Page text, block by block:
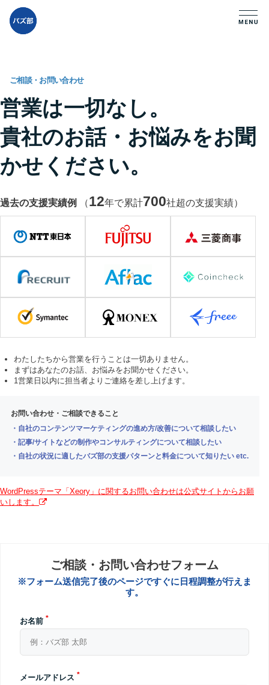
ご相談・お問い合わせ
営業は一切なし。
貴社のお話・お悩みをお聞
かせください。
過去の支援実績例 （12年で累計700社超の支援実績）
わたしたちから営業を行うことは一切ありません。
まずはあなたのお話、お悩みをお聞かせください。
1営業日以内に担当者よりご連絡を差し上げます。
お問い合わせ・ご相談できること
・自社のコンテンツマーケティングの進め方/改善について相談したい
・記事/サイトなどの制作やコンサルティングについて相談したい
・自社の状況に適したバズ部の支援パターンと料金について知りたい etc.
WordPressテーマ「Xeory」に関するお問い合わせは公式サイトからお願
いします。
ご相談・お問い合わせフォーム
※フォーム送信完了後のページですぐに日程調整が行えま
す。
お名前 *
メールアドレス *